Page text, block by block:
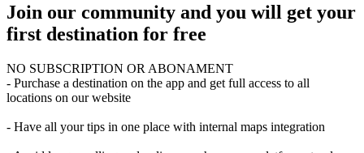
Join our community and you will get your
first destination for free
NO SUBSCRIPTION OR ABONAMENT
- Purchase a destination on the app and get full access to all
locations on our website
- Have all your tips in one place with internal maps integration